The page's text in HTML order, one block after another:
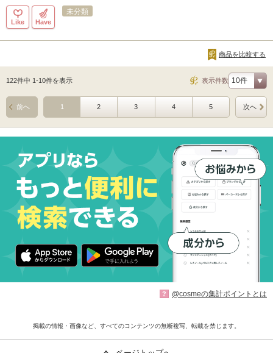
Like Have
未分類
商品を比較する
122件中 1-10件を表示 表示件数
1 2 3 4 5
前へ 次へ
? @cosmeの集計ポイントとは
掲載の情報・画像など、すべてのコンテンツの無断複写、転載を禁じます。